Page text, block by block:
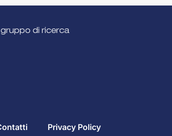
di ricerca
Privacy Policy